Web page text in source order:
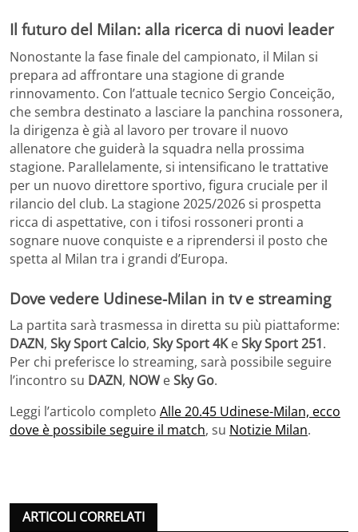
Il futuro del Milan: alla ricerca di nuovi leader
Nonostante la fase finale del campionato, il Milan si
prepara ad affrontare una stagione di grande
rinnovamento. Con l’attuale tecnico Sergio Conceição,
che sembra destinato a lasciare la panchina rossonera,
la dirigenza è già al lavoro per trovare il nuovo
allenatore che guiderà la squadra nella prossima
stagione. Parallelamente, si intensificano le trattative
per un nuovo direttore sportivo, figura cruciale per il
rilancio del club. La stagione 2025/2026 si prospetta
ricca di aspettative, con i tifosi rossoneri pronti a
sognare nuove conquiste e a riprendersi il posto che
spetta al Milan tra i grandi d’Europa.
Dove vedere Udinese-Milan in tv e streaming
La partita sarà trasmessa in diretta su più piattaforme:
DAZN, Sky Sport Calcio, Sky Sport 4KeSky Sport 251.
Per chi preferisce lo streaming, sarà possibile seguire
l’incontro su DAZN, NOWeSky Go.
Leggi l’articolo completo Alle 20.45 Udinese-Milan, ecco
dove è possibile seguire il match, su Notizie Milan.
ARTICOLI CORRELATI